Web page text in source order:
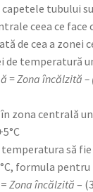
tubului
ceea ce face
de cea a zonei
de temperatură
= Zona încălzită
zona centrală
temperatura să
formula
= Zona încălzită –